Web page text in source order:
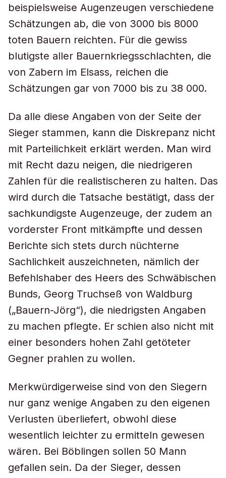
beispielsweise Augenzeugen verschiedene
Schätzungen ab, die von 3000 bis 8000
toten Bauern reichten. Für die gewiss
blutigste aller Bauernkriegsschlachten, die
von Zabern im Elsass, reichen die
Schätzungen gar von 7000 bis zu 38 000.
Da alle diese Angaben von der Seite der
Sieger stammen, kann die Diskrepanz nicht
mit Parteilichkeit erklärt werden. Man wird
mit Recht dazu neigen, die niedrigeren
Zahlen für die realistischeren zu halten. Das
wird durch die Tatsache bestätigt, dass der
sachkundigste Augenzeuge, der zudem an
vorderster Front mitkämpfte und dessen
Berichte sich stets durch nüchterne
Sachlichkeit auszeichneten, nämlich der
Befehlshaber des Heers des Schwäbischen
Bunds, Georg Truchseß von Waldburg
(„Bauern-Jörg“), die niedrigsten Angaben
zu machen pflegte. Er schien also nicht mit
einer besonders hohen Zahl getöteter
Gegner prahlen zu wollen.
Merkwürdigerweise sind von den Siegern
nur ganz wenige Angaben zu den eigenen
Verlusten überliefert, obwohl diese
wesentlich leichter zu ermitteln gewesen
wären. Bei Böblingen sollen 50 Mann
gefallen sein. Da der Sieger, dessen